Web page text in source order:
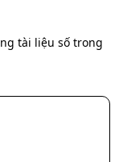
tài liệu số trong